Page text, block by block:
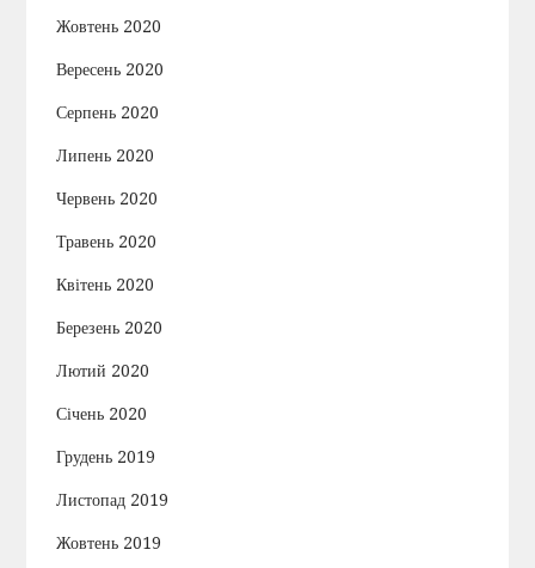
Жовтень 2020
Вересень 2020
Серпень 2020
Липень 2020
Червень 2020
Травень 2020
Квітень 2020
Березень 2020
Лютий 2020
Січень 2020
Грудень 2019
Листопад 2019
Жовтень 2019